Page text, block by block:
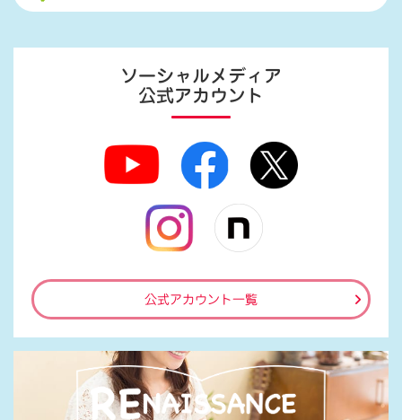
ソーシャルメディア
公式アカウント
公式アカウント一覧